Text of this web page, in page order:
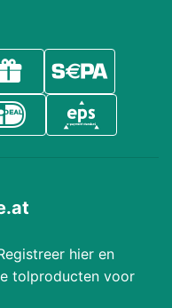
hier en
tolproducten voor